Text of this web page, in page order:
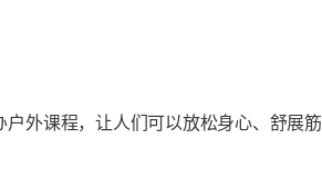
外课程，让人们可以放松身心、舒展筋